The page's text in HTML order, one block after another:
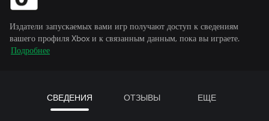
Издатели запускаемых вами игр получают доступ к сведениям
вашего профиля Xbox и к связанным данным, пока вы играете.
Подробнее
СВЕДЕНИЯ ОТЗЫВЫ ЕЩЕ